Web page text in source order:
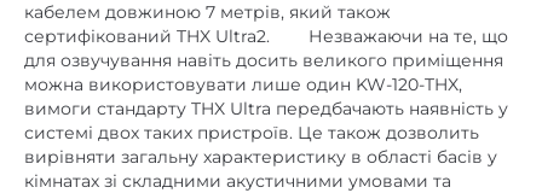
кабелем довжиною 7 метрів, який також
сертифікований THX Ultra2.
Незважаючи на те, що
для озвучування навіть досить великого приміщення
можна використовувати лише один KW-120-THX,
вимоги стандарту THX Ultra передбачають наявність у
системі двох таких пристроїв. Це також дозволить
вирівняти загальну характеристику в області басів у
кімнатах зі складними акустичними умовами та